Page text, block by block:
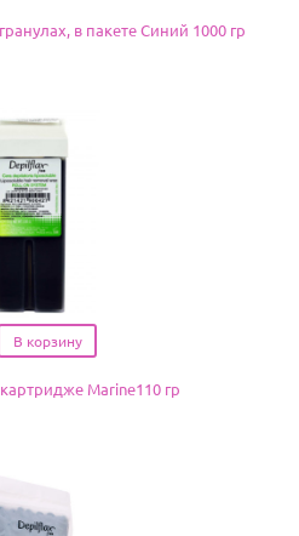
в пакете Синий 1000 гр
Marine110 гр